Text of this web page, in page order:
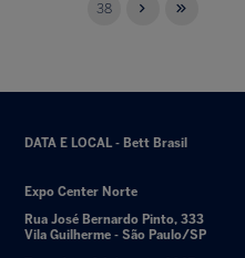
38
DATA E LOCAL - Bett Brasil
Expo Center Norte
Rua José Bernardo Pinto, 333
Vila Guilherme - São Paulo/SP